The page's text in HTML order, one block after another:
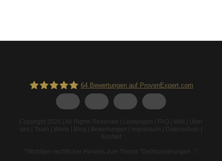
64Bewertungen auf ProvenExpert.com
Copyright 2026 | All Rights Reserved | Leistungen FAQ Wiki
Über
uns
Team Werte Blog Bewertungen Impressum Datenschutz
Kontakt
*Wichtiger rechtlicher Hinweis zum Thema “Dachsanierungen...” .